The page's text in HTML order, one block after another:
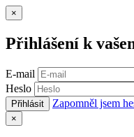
×
Přihlášení k
E-mail
Heslo
Přihlásit Zapomněl jsem
×